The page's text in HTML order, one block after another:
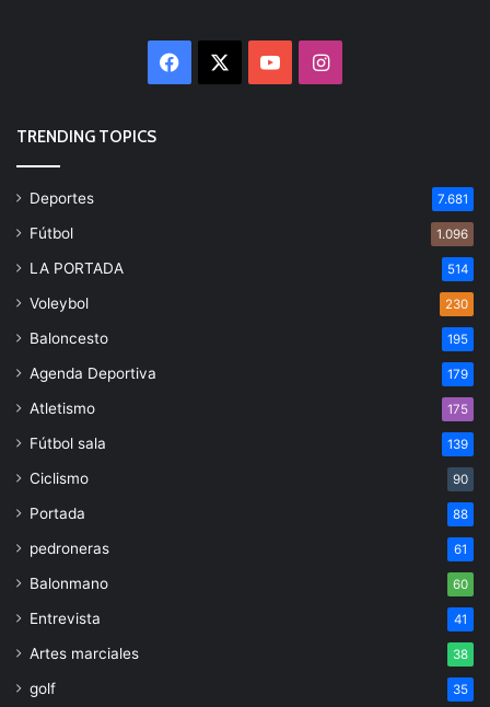
Facebook YouTubeInstagram
TRENDING TOPICS
Deportes 7.681
Fútbol 1.096
LA PORTADA 514
Voleybol 230
Baloncesto 195
Agenda Deportiva 179
Atletismo 175
Fútbol sala 139
Ciclismo 90
Portada 88
pedroneras 61
Balonmano 60
Entrevista 41
Artes marciales 38
golf 35